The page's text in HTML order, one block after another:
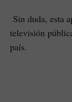
Sin duda, esta
televisión
país.